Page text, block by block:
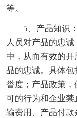
等。
5、产品知识
人员对产品的忠
中，从而有效的
品的忠诚。具体
誉度；产品政策
可的行为和企业
输费用、产品付款